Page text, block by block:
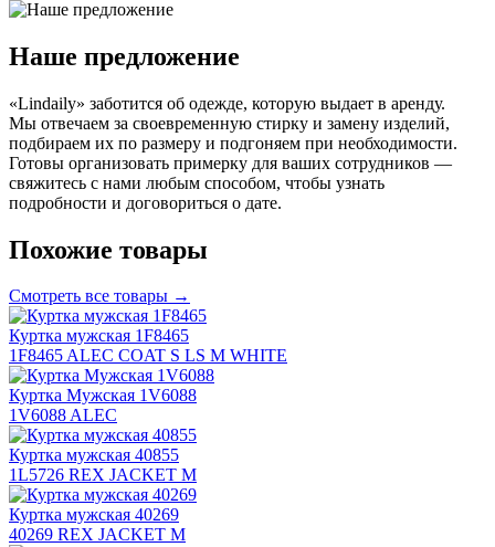
Наше предложение
«Lindaily» заботится об одежде, которую выдает в аренду.
Мы отвечаем за своевременную стирку и замену изделий,
подбираем их по размеру и подгоняем при необходимости.
Готовы организовать примерку для ваших сотрудников —
свяжитесь с нами любым способом, чтобы узнать
подробности и договориться о дате.
Похожие товары
Смотреть все товары →
Куртка мужская 1F8465
1F8465 ALEC COAT S LS M WHITE
Куртка Мужская 1V6088
1V6088 ALEC
Куртка мужская 40855
1L5726 REX JACKET M
Куртка мужская 40269
40269 REX JACKET M